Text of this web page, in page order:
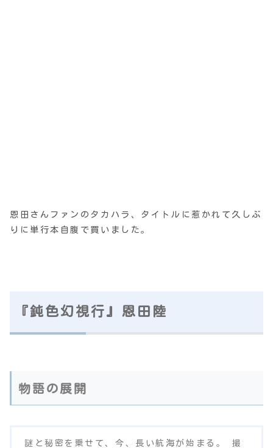
恩田さんファンのタカハラ、タイトルに惹かれて久しぶ
りに単行本自腹で買いました。
『鈍色幻視行』恩田陸
物語の展開
謎と秘密を乗せて、今、長い航海が始まる。 撮